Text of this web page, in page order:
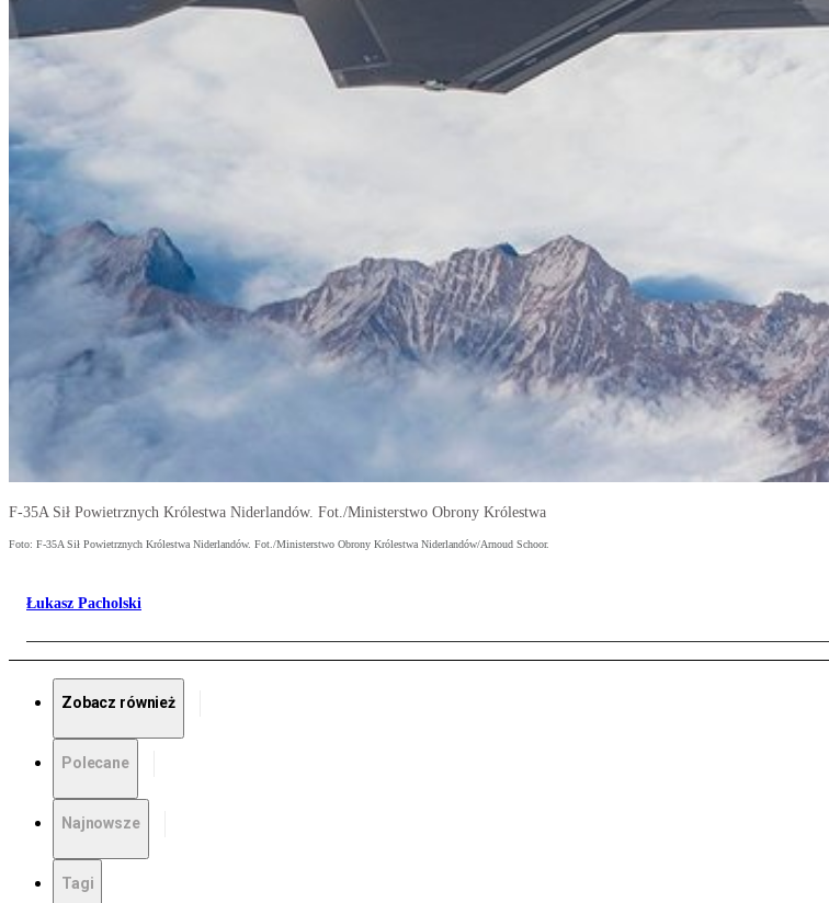
F-35A Sił Powietrznych Królestwa Niderlandów. Fot./Ministerstwo Obrony Królestwa
Foto: F-35A Sił Powietrznych Królestwa Niderlandów. Fot./Ministerstwo Obrony Królestwa Niderlandów/Arnoud Schoor.
Łukasz Pacholski
Zobacz również
Polecane
Najnowsze
Tagi